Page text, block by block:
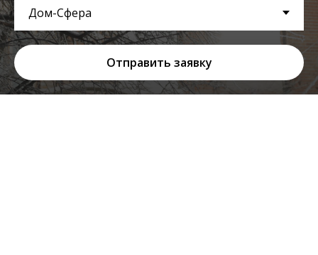
Отправить заявку